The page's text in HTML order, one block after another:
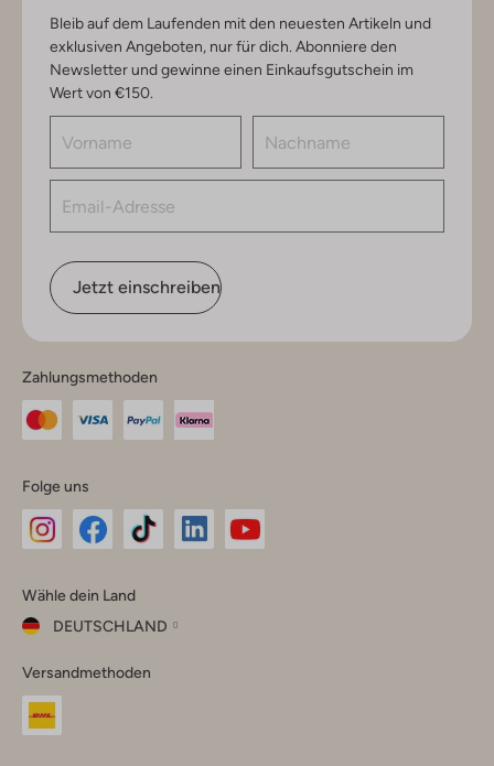
Bleib auf dem Laufenden mit den neuesten Artikeln und
exklusiven Angeboten, nur für dich. Abonniere den
Newsletter und gewinne einen Einkaufsgutschein im
Wert von €150.
Jetzt einschreiben
Zahlungsmethoden
Folge uns
Instagram
Facebook
TikTok
Wähle dein Land
DEUTSCHLAND
dein
Land
Versandmethoden